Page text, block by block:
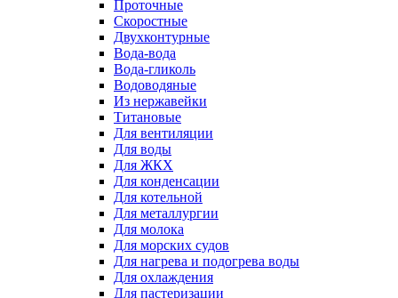
Проточные
Скоростные
Двухконтурные
Вода-вода
Вода-гликоль
Водоводяные
Из нержавейки
Титановые
Для вентиляции
Для воды
Для ЖКХ
Для конденсации
Для котельной
Для металлургии
Для молока
Для морских судов
Для нагрева и подогрева воды
Для охлаждения
Для пастеризации